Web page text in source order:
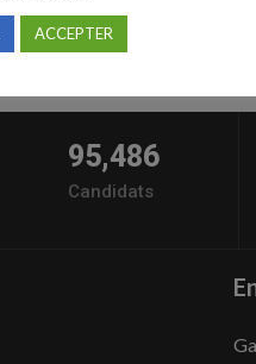
95,486
Candidats
ACCEPTER